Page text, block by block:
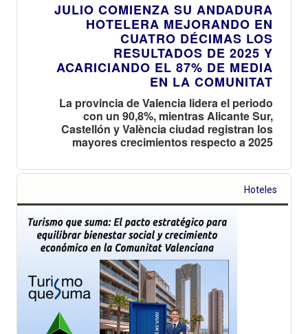
JULIO COMIENZA SU ANDADURA
HOTELERA MEJORANDO EN
CUATRO DÉCIMAS LOS
RESULTADOS DE 2025 Y
ACARICIANDO EL 87% DE MEDIA
EN LA COMUNITAT
La provincia de Valencia lidera el periodo
con un 90,8%, mientras Alicante Sur,
Castellón y València ciudad registran los
mayores crecimientos respecto a 2025
Hoteles